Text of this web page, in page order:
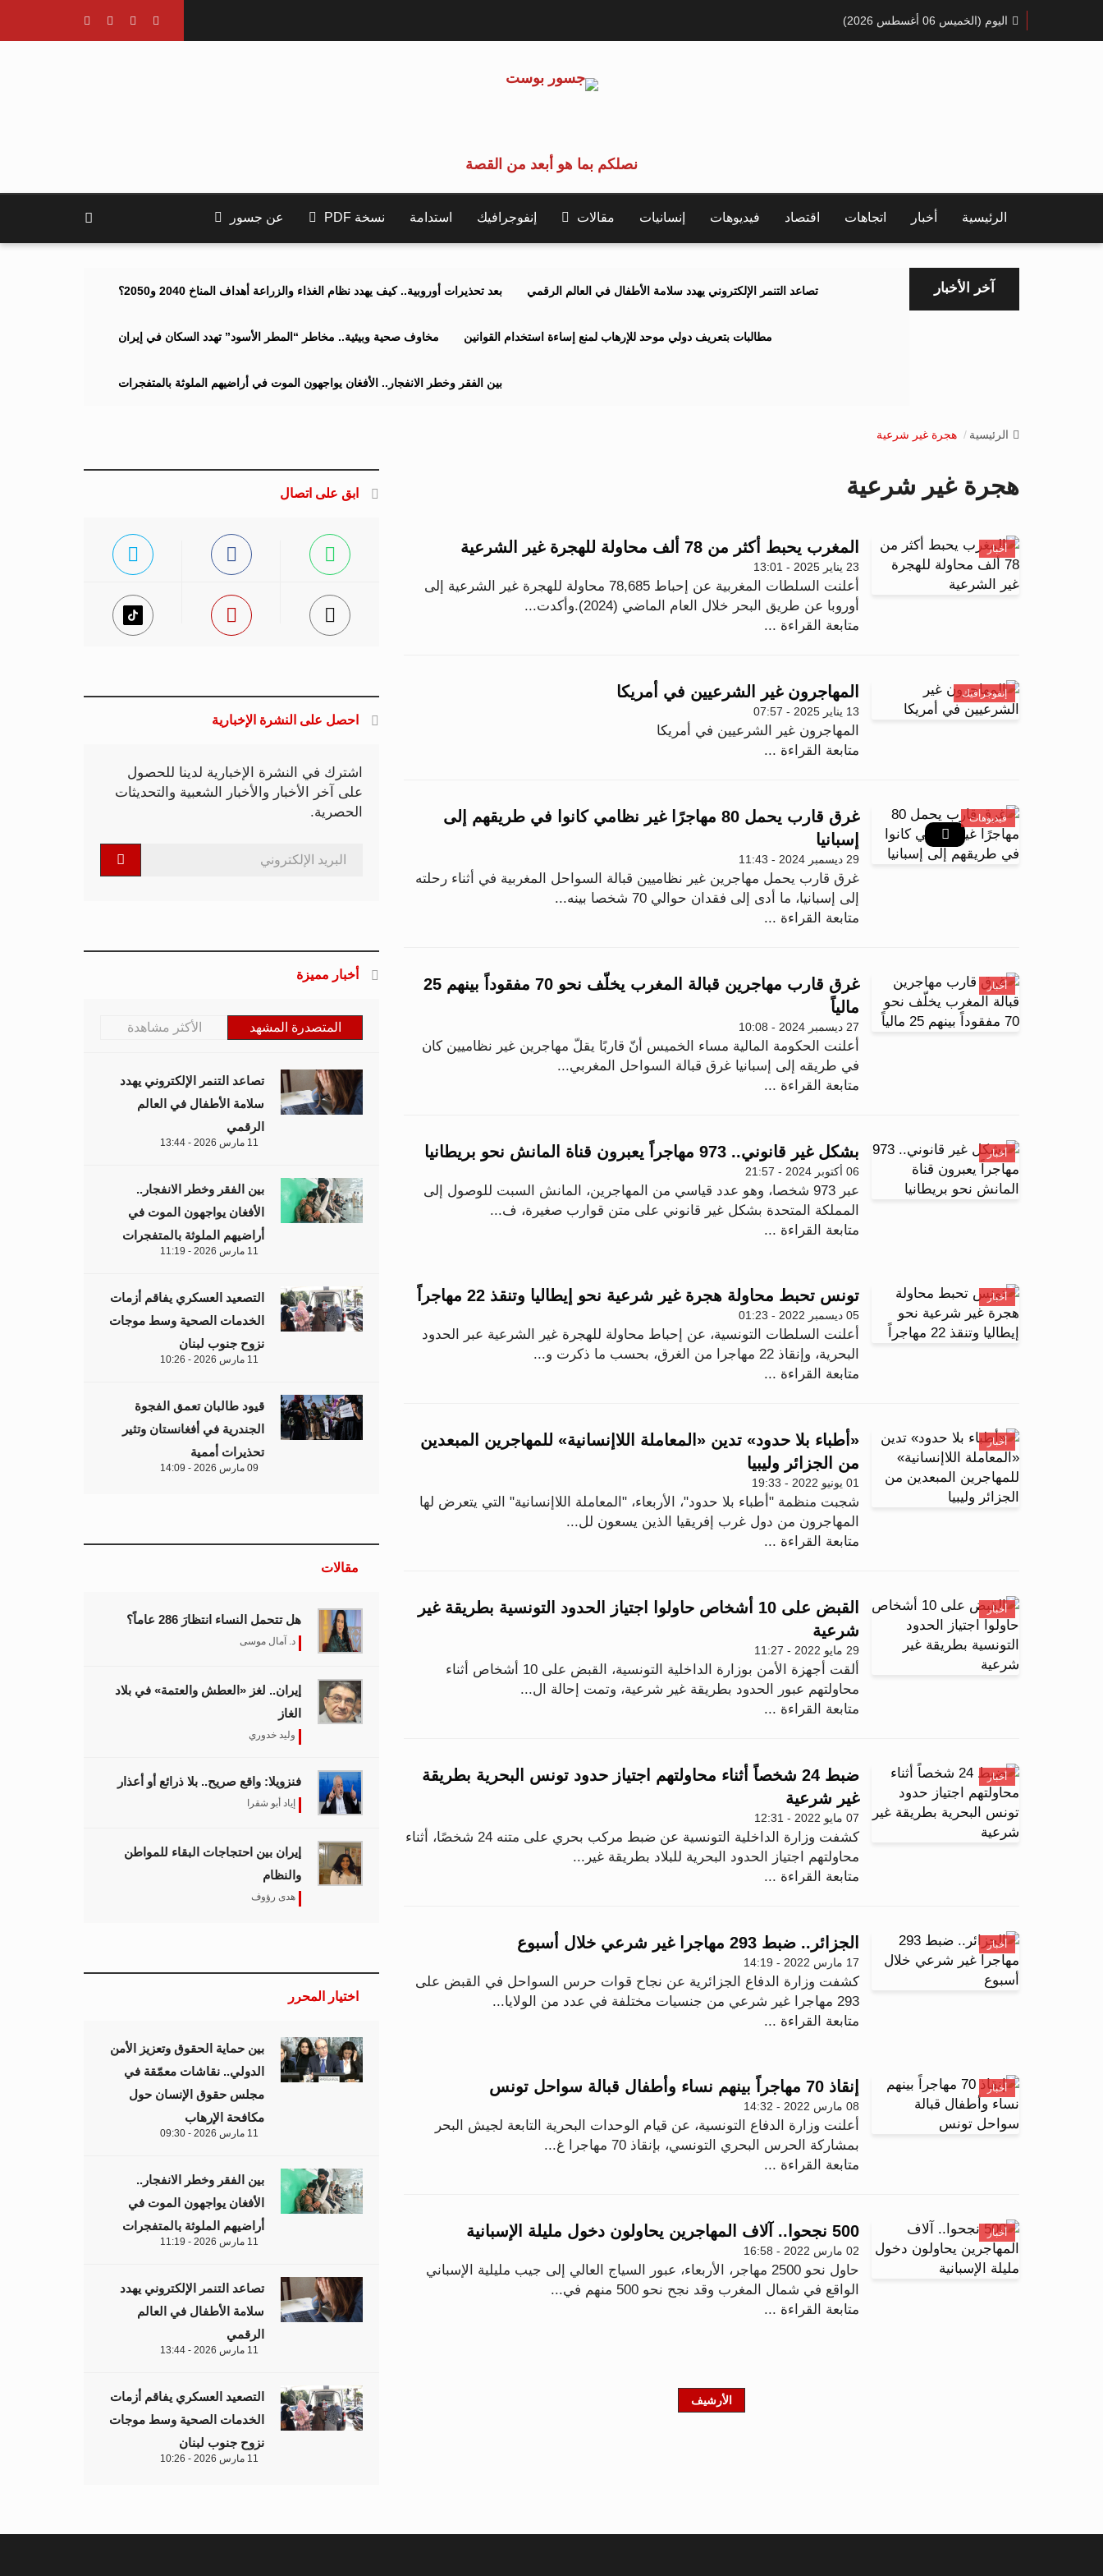
اليوم (الخميس 06 أغسطس 2026)
نصلكم بما هو أبعد من القصة
الرئيسية أخبار اتجاهات اقتصاد فيديوهات إنسانيات مقالات إنفوجرافيك استدامة نسخة PDF عن جسور
آخر الأخبار بعد تحذيرات أوروبية.. كيف يهدد نظام الغذاء والزراعة أهداف المناخ 2040 و2050؟ تصاعد التنمر الإلكتروني يهدد سلامة الأطفال في العالم الرقمي
مخاوف صحية وبيئية.. مخاطر “المطر الأسود” تهدد السكان في إيران مطالبات بتعريف دولي موحد للإرهاب لمنع إساءة استخدام القوانين
بين الفقر وخطر الانفجار.. الأفغان يواجهون الموت في أراضيهم الملوثة بالمتفجرات
الرئيسية هجرة غير شرعية
هجرة غير شرعية
أخبار المغرب يحبط أكثر من 78 ألف محاولة للهجرة غير الشرعية
23 يناير 2025 - 13:01
أعلنت السلطات المغربية عن إحباط 78,685 محاولة للهجرة غير الشرعية إلى
أوروبا عن طريق البحر خلال العام الماضي (2024).وأكدت...
متابعة القراءة ...
إنفوجرافيك المهاجرون غير الشرعيين في أمريكا
13 يناير 2025 - 07:57
المهاجرون غير الشرعيين في أمريكا
متابعة القراءة ...
فيديوهات
غرق قارب يحمل 80 مهاجرًا غير نظامي كانوا في طريقهم إلى
إسبانيا
29 ديسمبر 2024 - 11:43
غرق قارب يحمل مهاجرين غير نظاميين قبالة السواحل المغربية في أثناء رحلته
إلى إسبانيا، ما أدى إلى فقدان حوالي 70 شخصا بينه...
متابعة القراءة ...
أخبار
غرق قارب مهاجرين قبالة المغرب يخلّف نحو 70 مفقوداً بينهم 25
مالياً
27 ديسمبر 2024 - 10:08
أعلنت الحكومة المالية مساء الخميس أنّ قاربًا يقلّ مهاجرين غير نظاميين كان
في طريقه إلى إسبانيا غرق قبالة السواحل المغربي...
متابعة القراءة ...
أخبار بشكل غير قانوني.. 973 مهاجراً يعبرون قناة المانش نحو بريطانيا
06 أكتوبر 2024 - 21:57
عبر 973 شخصا، وهو عدد قياسي من المهاجرين، المانش السبت للوصول إلى
المملكة المتحدة بشكل غير قانوني على متن قوارب صغيرة، ف...
متابعة القراءة ...
أخبار تونس تحبط محاولة هجرة غير شرعية نحو إيطاليا وتنقذ 22 مهاجراً
05 ديسمبر 2022 - 01:23
أعلنت السلطات التونسية، عن إحباط محاولة للهجرة غير الشرعية عبر الحدود
البحرية، وإنقاذ 22 مهاجرا من الغرق، بحسب ما ذكرت و...
متابعة القراءة ...
أخبار
«أطباء بلا حدود» تدين «المعاملة اللاإنسانية» للمهاجرين المبعدين
من الجزائر وليبيا
01 يونيو 2022 - 19:33
شجبت منظمة "أطباء بلا حدود"، الأربعاء، "المعاملة اللاإنسانية" التي يتعرض لها
المهاجرون من دول غرب إفريقيا الذين يسعون لل...
متابعة القراءة ...
أخبار
القبض على 10 أشخاص حاولوا اجتياز الحدود التونسية بطريقة غير
شرعية
29 مايو 2022 - 11:27
ألقت أجهزة الأمن بوزارة الداخلية التونسية، القبض على 10 أشخاص أثناء
محاولتهم عبور الحدود بطريقة غير شرعية، وتمت إحالة ال...
متابعة القراءة ...
أخبار
ضبط 24 شخصاً أثناء محاولتهم اجتياز حدود تونس البحرية بطريقة
غير شرعية
07 مايو 2022 - 12:31
كشفت وزارة الداخلية التونسية عن ضبط مركب بحري على متنه 24 شخصًا، أثناء
محاولتهم اجتياز الحدود البحرية للبلاد بطريقة غير...
متابعة القراءة ...
أخبار الجزائر.. ضبط 293 مهاجرا غير شرعي خلال أسبوع
17 مارس 2022 - 14:19
كشفت وزارة الدفاع الجزائرية عن نجاح قوات حرس السواحل في القبض على
293 مهاجرا غير شرعي من جنسيات مختلفة في عدد من الولايا...
متابعة القراءة ...
أخبار إنقاذ 70 مهاجراً بينهم نساء وأطفال قبالة سواحل تونس
08 مارس 2022 - 14:32
أعلنت وزارة الدفاع التونسية، عن قيام الوحدات البحرية التابعة لجيش البحر
بمشاركة الحرس البحري التونسي، بإنقاذ 70 مهاجرا غ...
متابعة القراءة ...
أخبار 500 نجحوا.. آلاف المهاجرين يحاولون دخول مليلة الإسبانية
02 مارس 2022 - 16:58
حاول نحو 2500 مهاجر، الأربعاء، عبور السياج العالي إلى جيب مليلية الإسباني
الواقع في شمال المغرب وقد نجح نحو 500 منهم في...
متابعة القراءة ...
الأرشيف
ابق على اتصال
احصل على النشرة الإخبارية
اشترك في النشرة الإخبارية لدينا للحصول
على آخر الأخبار والأخبار الشعبية والتحديثات
الحصرية.
أخبار مميزة
المتصدرة المشهد الأكثر مشاهدة
تصاعد التنمر الإلكتروني يهدد
سلامة الأطفال في العالم
الرقمي
11 مارس 2026 - 13:44
بين الفقر وخطر الانفجار..
الأفغان يواجهون الموت في
أراضيهم الملوثة بالمتفجرات
11 مارس 2026 - 11:19
التصعيد العسكري يفاقم أزمات
الخدمات الصحية وسط موجات
نزوح جنوب لبنان
11 مارس 2026 - 10:26
قيود طالبان تعمق الفجوة
الجندرية في أفغانستان وتثير
تحذيرات أممية
09 مارس 2026 - 14:09
مقالات
هل تتحمل النساء انتظارَ 286 عاماً؟
د. آمال موسى
إيران.. لغز «العطش والعتمة» في بلاد
الغاز
وليد خدوري
فنزويلا: واقع صريح.. بلا ذرائع أو أعذار
إياد أبو شقرا
إيران بين احتجاجات البقاء للمواطن
والنظام
هدى رؤوف
اختيار المحرر
بين حماية الحقوق وتعزيز الأمن
الدولي.. نقاشات معمّقة في
مجلس حقوق الإنسان حول
مكافحة الإرهاب
11 مارس 2026 - 09:30
بين الفقر وخطر الانفجار..
الأفغان يواجهون الموت في
أراضيهم الملوثة بالمتفجرات
11 مارس 2026 - 11:19
تصاعد التنمر الإلكتروني يهدد
سلامة الأطفال في العالم
الرقمي
11 مارس 2026 - 13:44
التصعيد العسكري يفاقم أزمات
الخدمات الصحية وسط موجات
نزوح جنوب لبنان
11 مارس 2026 - 10:26